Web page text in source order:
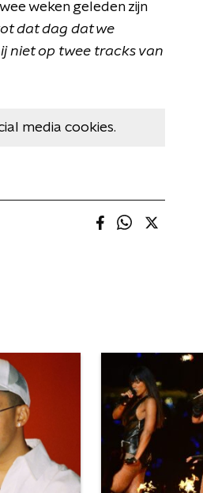
weken geleden zijn
dat dag dat we
niet op twee tracks van
media cookies.